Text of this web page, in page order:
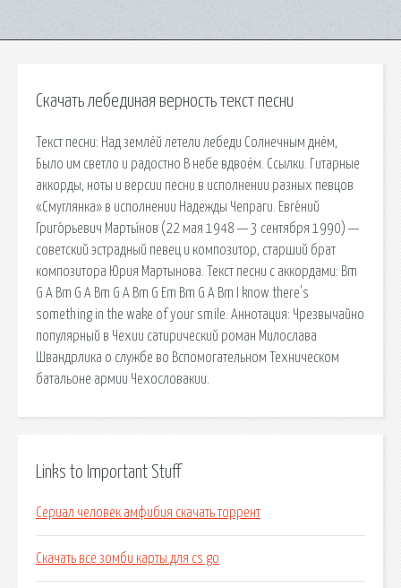
Скачать лебединая верность текст песни
Текст песни: Над землёй летели лебеди Солнечным днём,
Было им светло и радостно В небе вдвоём. Ссылки. Гитарные
аккорды, ноты и версии песни в исполнении разных певцов
«Смуглянка» в исполнении Надежды Чепраги. Евге́ний
Григо́рьевич Марты́нов (22 мая 1948 — 3 сентября 1990) —
советский эстрадный певец и композитор, старший брат
композитора Юрия Мартынова. Текст песни c аккордами: Bm
G A Bm G A Bm G A Bm G Em Bm G A Bm I know there's
something in the wake of your smile. Аннотация: Чрезвычайно
популярный в Чехии сатирический роман Милослава
Швандрлика о службе во Вспомогательном Техническом
батальоне армии Чехословакии.
Links to Important Stuff
Сериал человек амфибия скачать торрент
Скачать все зомби карты для cs go